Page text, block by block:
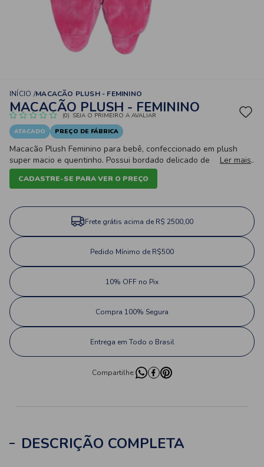
INÍCIO MACACÃO PLUSH - FEMININO
MACACÃO PLUSH - FEMININO
(0) SEJA O PRIMEIRO A AVALIAR
ATACADO
PREÇO DE FÁBRICA
Macacão Plush Feminino para bebê, confeccionado em plush
super macio e quentinho. Possui bordado delicado de coelhinha,
detalhes com babado, manga longa, fechamento por botões de
pressão e pezinho fechado, ideal para os dias frios.
Ler mais
CADASTRE-SE PARA VER O PREÇO
Frete grátis acima de R$ 2500,00
Pedido Mínimo de R$500
10% OFF no Pix
Compra 100% Segura
Entrega em Todo o Brasil
Compartilhe:
DESCRIÇÃO COMPLETA